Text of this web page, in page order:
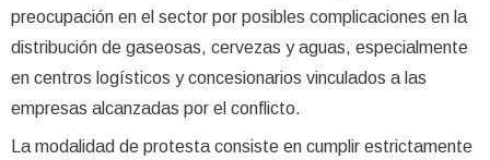
preocupación en el sector por posibles complicaciones en la
distribución de gaseosas, cervezas y aguas, especialmente
en centros logísticos y concesionarios vinculados a las
empresas alcanzadas por el conflicto.
La modalidad de protesta consiste en cumplir estrictamente